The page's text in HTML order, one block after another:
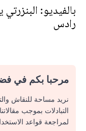
بالفيديو:
رادس
مرحبا بكم في
نريد مساحة للنقاش
التبادلات بموجب
لمراجعة قواعد